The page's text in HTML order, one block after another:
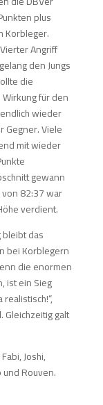
plus
Korbleger.
Angriff
den Jungs
die
für den
wieder
Gegner. Viele
mit wieder
gewann
von 82:37 war
verdient.
das
bei Korblegern
die enormen
ist ein Sieg
Gleichzeitig galt
Joshi,
und Rouven.